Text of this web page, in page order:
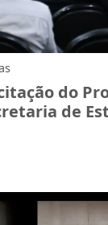
do
de